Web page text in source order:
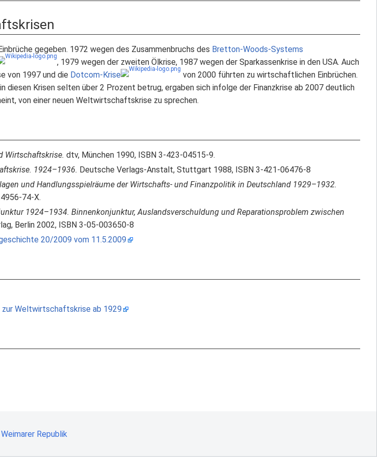
gegeben. 1972 wegen des Zusammenbruchs des Bretton-Woods-Systems
, 1979 wegen der zweiten Ölkrise, 1987 wegen der Sparkassenkrise in den USA. Auch
von 1997 und die Dotcom-Krise
von 2000 führten zu wirtschaftlichen Einbrüchen.
diesen Krisen selten über 2 Prozent betrug, ergaben sich infolge der Finanzkrise ab 2007 deutlich
von einer neuen Weltwirtschaftskrise zu sprechen.
Wirtschaftskrise. dtv, München 1990, ISBN 3-423-04515-9.
1924–1936. Deutsche Verlags-Anstalt, Stuttgart 1988, ISBN 3-421-06476-8
und Handlungsspielräume der Wirtschafts- und Finanzpolitik in Deutschland 1929–1932.
74-X.
1924–1934. Binnenkonjunktur, Auslandsverschuldung und Reparationsproblem zwischen
Berlin 2002, ISBN 3-05-003650-8
20/2009 vom 11.5.2009
Weltwirtschaftskrise ab 1929
Weimarer Republik